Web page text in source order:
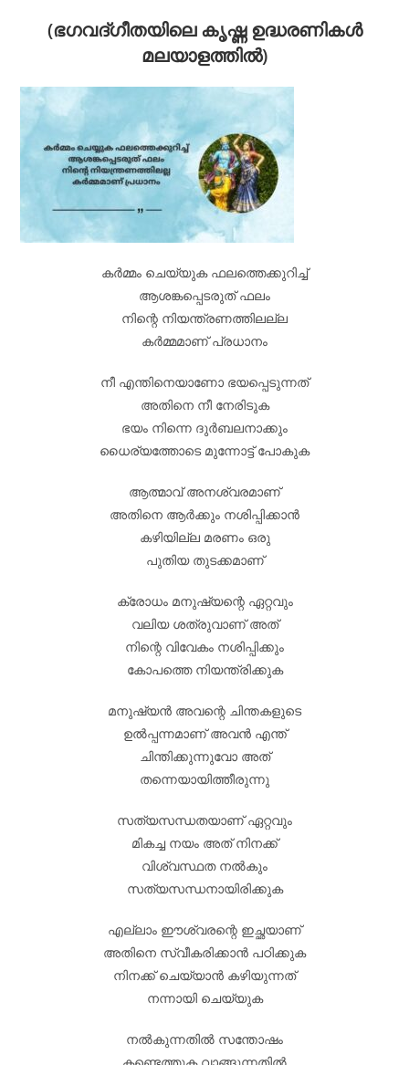
(ഭഗവദ്ഗീതയിലെ കൃഷ്ണ ഉദ്ധരണികൾ
മലയാളത്തിൽ)
കർമ്മം ചെയ്യുക ഫലത്തെക്കുറിച്ച്
ആശങ്കപ്പെടരുത് ഫലം
നിന്റെ നിയന്ത്രണത്തിലല്ല
കർമ്മമാണ് പ്രധാനം
നീ എന്തിനെയാണോ ഭയപ്പെടുന്നത്
അതിനെ നീ നേരിടുക
ഭയം നിന്നെ ദുർബലനാക്കും
ധൈര്യത്തോടെ മുന്നോട്ട് പോകുക
ആത്മാവ് അനശ്വരമാണ്
അതിനെ ആർക്കും നശിപ്പിക്കാൻ
കഴിയില്ല മരണം ഒരു
പുതിയ തുടക്കമാണ്
ക്രോധം മനുഷ്യന്റെ ഏറ്റവും
വലിയ ശത്രുവാണ് അത്
നിന്റെ വിവേകം നശിപ്പിക്കും
കോപത്തെ നിയന്ത്രിക്കുക
മനുഷ്യൻ അവന്റെ ചിന്തകളുടെ
ഉൽപ്പന്നമാണ് അവൻ എന്ത്
ചിന്തിക്കുന്നുവോ അത്
തന്നെയായിത്തീരുന്നു
സത്യസന്ധതയാണ് ഏറ്റവും
മികച്ച നയം അത് നിനക്ക്
വിശ്വസ്ഥത നൽകും
സത്യസന്ധനായിരിക്കുക
എല്ലാം ഈശ്വരന്റെ ഇച്ഛയാണ്
അതിനെ സ്വീകരിക്കാൻ പഠിക്കുക
നിനക്ക് ചെയ്യാൻ കഴിയുന്നത്
നന്നായി ചെയ്യുക
നൽകുന്നതിൽ സന്തോഷം